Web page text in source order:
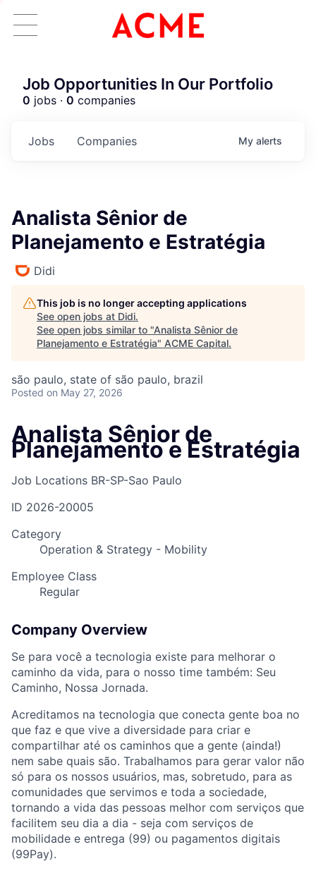
Job Opportunities In Our Portfolio
0 jobs · 0 companies
Jobs Companies My alerts
Analista Sênior de
Planejamento e Estratégia
Didi
This job is no longer accepting applications
See open jobs at Didi.
See open jobs similar to "Analista Sênior de
Planejamento e Estratégia" ACME Capital.
são paulo, state of são paulo, brazil
Posted on May 27, 2026
Analista Sênior de
Planejamento e Estratégia
Job Locations BR-SP-Sao Paulo
ID 2026-20005
Category
Operation & Strategy - Mobility
Employee Class
Regular
Company Overview
Se para você a tecnologia existe para melhorar o
caminho da vida, para o nosso time também: Seu
Caminho, Nossa Jornada.
Acreditamos na tecnologia que conecta gente boa no
que faz e que vive a diversidade para criar e
compartilhar até os caminhos que a gente (ainda!)
nem sabe quais são. Trabalhamos para gerar valor não
só para os nossos usuários, mas, sobretudo, para as
comunidades que servimos e toda a sociedade,
tornando a vida das pessoas melhor com serviços que
facilitem seu dia a dia - seja com serviços de
mobilidade e entrega (99) ou pagamentos digitais
(99Pay).